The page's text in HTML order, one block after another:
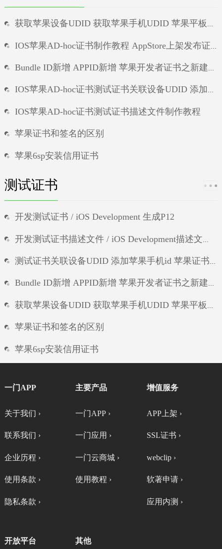
ios证书未掉签无法验证
ios15系统签名 获取苹果设备UDID 获取苹果手机UDID 苹果平板UDID ipad的UDID
Bundle ID新增 APPID新增 苹果开发者证书之新建APP唯一标识符
IOS苹果AD-hoc证书测试证书关联设备UDID 添加苹果手机id 苹果证书新增测试设备UDID
IOS苹果AD-hoc证书测试证书描述文件制作教程
苹果证书和签名的区别
苹果6sp安装信用证书
ios证书说明和发布
ios免证书打包
ios信任证书不显示
测试证书
开发测试证书 / iOS Development 生成P12
测试证书关联设备UDID 添加苹果手机id 苹果证书新增测试设备UDID
Bundle ID新增 APPID新增 苹果开发者证书之新建APP唯一标识符
苹果证书和签名的区别
苹果6sp安装信用证书
ios免证书打包
ios信任证书不显示
一门APP
关于我们 ›
联系我们 ›
企业历程 ›
使用条款 ›
隐私条款 ›
主要产品
一门APP ›
一门应用 ›
一门云商城 ›
使用教程 ›
增值服务
APP上架 ›
SSL证书 ›
webclip ›
软著申请 ›
应用内测 ›
开放平台 其他